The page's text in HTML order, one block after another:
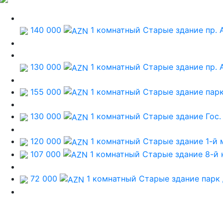
140 000 1 комнатный Старые здание пр.
130 000 1 комнатный Старые здание пр.
155 000 1 комнатный Старые здание
130 000 1 комнатный Старые здание
120 000 1 комнатный Старые здание 1-й
107 000
1 комнатный Старые здание 8-й
72 000 1 комнатный Старые здание